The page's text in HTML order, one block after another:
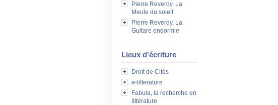
Pierre Reverdy, La
Meule du soleil
Pierre Reverdy, La
Guitare endormie
Lieux d'écriture
Droit de Cités
e-litterature
Fabula, la recherche en
littérature